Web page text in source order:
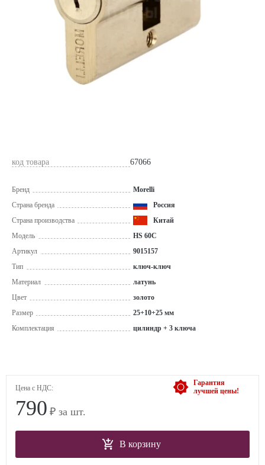
код товара 67066
Бренд
Morelli
Страна бренда
Россия
Страна производства
Китай
Модель
HS 60C
Артикул
9015157
Тип
ключ-ключ
Материал
латунь
Цвет
золото
Размер
25+10+25 мм
Комплектация
цилиндр + 3 ключа
Гарантия
лучшей цены!
Цена с НДС:
790 ₽ за шт.
В корзину